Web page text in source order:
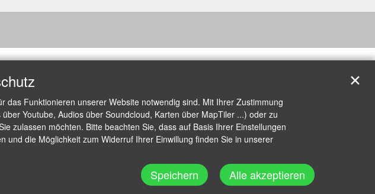
Funktionieren unserer Website notwendig sind. Mit Ihrer Zustimmung
Youtube, Audios über Soundcloud, Karten über MapTiler ...) oder zu
zulassen möchten. Bitte beachten Sie, dass auf Basis Ihrer Einstellungen
die Möglichkeit zum Widerruf Ihrer Einwillung finden Sie in unserer
Speichern Alle akzeptieren
✕